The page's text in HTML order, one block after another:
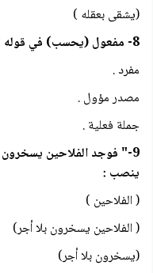
(يشقى بعقله )
8- مفعول (يحسب) في قوله تعالى " أيحسب أن لن يقدر عليه أحد"
مفرد .
مصدر مؤول .
جملة فعلية .
9-" فوجد الفلاحين
ينصب :
( الفلاحين )
( الفلاحين يسخرون بلا أجر)
(يسخرون بلا أجر)